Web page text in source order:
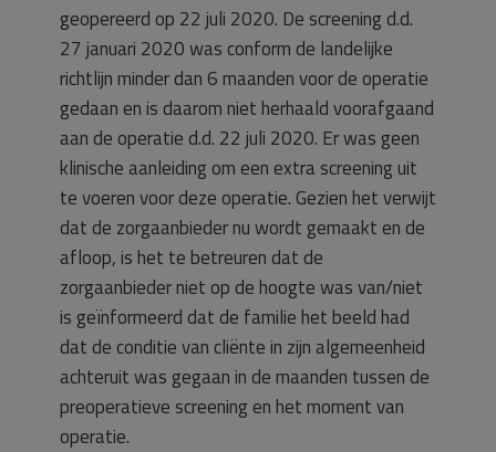
geopereerd op 22 juli 2020. De screening d.d.
27 januari 2020 was conform de landelijke
richtlijn minder dan 6 maanden voor de operatie
gedaan en is daarom niet herhaald voorafgaand
aan de operatie d.d. 22 juli 2020. Er was geen
klinische aanleiding om een extra screening uit
te voeren voor deze operatie. Gezien het verwijt
dat de zorgaanbieder nu wordt gemaakt en de
afloop, is het te betreuren dat de
zorgaanbieder niet op de hoogte was van/niet
is geïnformeerd dat de familie het beeld had
dat de conditie van cliënte in zijn algemeenheid
achteruit was gegaan in de maanden tussen de
preoperatieve screening en het moment van
operatie.